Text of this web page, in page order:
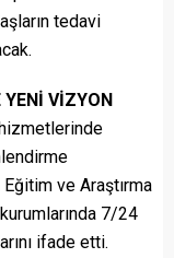
tedavi
YENİ VİZYON
hizmetlerinde
ve Araştırma
7/24
ifade etti.